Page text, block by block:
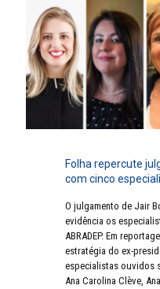
Folha repercute
com cinco
O julgamento de Jair
evidência os
ABRADEP. Em
estratégia do ex-
especialistas ouvidos
Ana Carolina Clève,